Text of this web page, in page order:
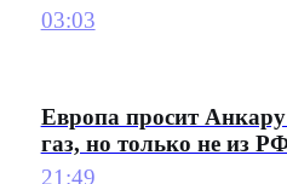
03:03
Европа просит Анкару
газ, но только не из
21:49